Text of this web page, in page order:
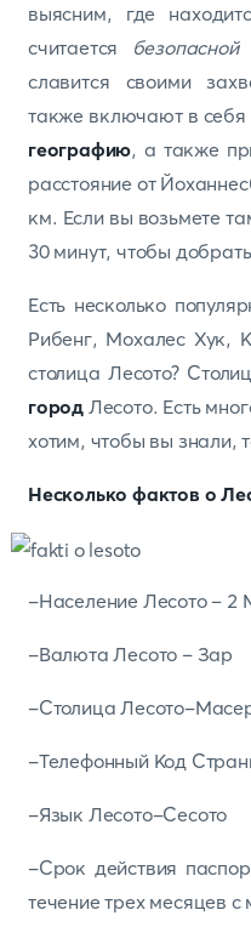
выясним, где
считается
славится своими
также включают в
географию, а также
расстояние от
км. Если вы возьмете
30 минут, чтобы
Есть несколько
Рибенг, Мохалес Хук,
столица Лесото?
город Лесото. Есть
хотим, чтобы вы знали,
Несколько фактов о
-Население Лесото – 2
-Валюта Лесото – Зар
-Столица Лесото-
-Телефонный Код
-Язык Лесото-Сесото
-Срок действия
течение трех месяцев